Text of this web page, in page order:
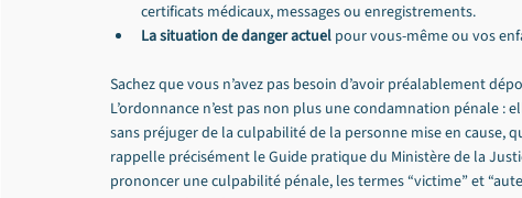
certificats médicaux, messages ou enregistrements.
La situation de danger actuel pour vous-même ou vos
Sachez que vous n’avez pas besoin d’avoir préalablement
L’ordonnance n’est pas non plus une condamnation pénale
sans préjuger de la culpabilité de la personne mise en cause,
rappelle précisément le Guide pratique du Ministère de la
prononcer une culpabilité pénale, les termes “victime” et